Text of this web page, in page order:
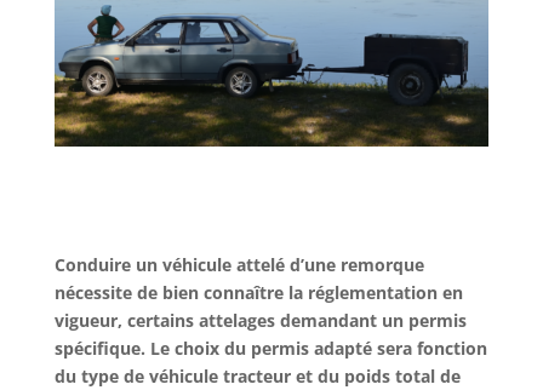
Conduire un véhicule attelé d’une remorque
nécessite de bien connaître la réglementation en
vigueur, certains attelages demandant un permis
spécifique. Le choix du permis adapté sera fonction
du type de véhicule tracteur et du poids total de